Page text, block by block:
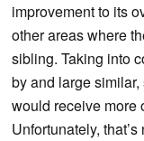
improvement to its
other areas where
sibling. Taking into
by and large similar,
would receive more
Unfortunately,